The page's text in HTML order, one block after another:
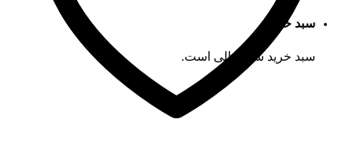
سبد خرید
سبد خرید شما خالی است.